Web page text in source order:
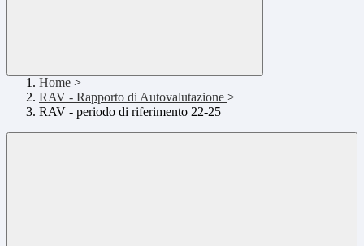
Home >
RAV - Rapporto di Autovalutazione >
RAV - periodo di riferimento 22-25